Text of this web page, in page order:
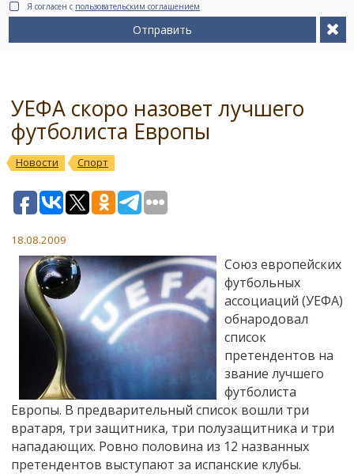
Сервис на немецком
Я согласен с пользовательским соглашением
Отправить
УЕФА скоро назовет лучшего
футболиста Европы
Новости Спорт
18.08.2009
Союз европейских
футбольных
ассоциаций (УЕФА)
обнародовал
список
претендентов на
звание лучшего
футболиста
Европы. В предварительный список вошли три
вратаря, три защитника, три полузащитника и три
нападающих. Ровно половина из 12 названных
претендентов выступают за испанские клубы.